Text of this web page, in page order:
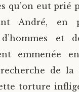
qu’on eut prié
André, en
et
emmenée
de la
torture